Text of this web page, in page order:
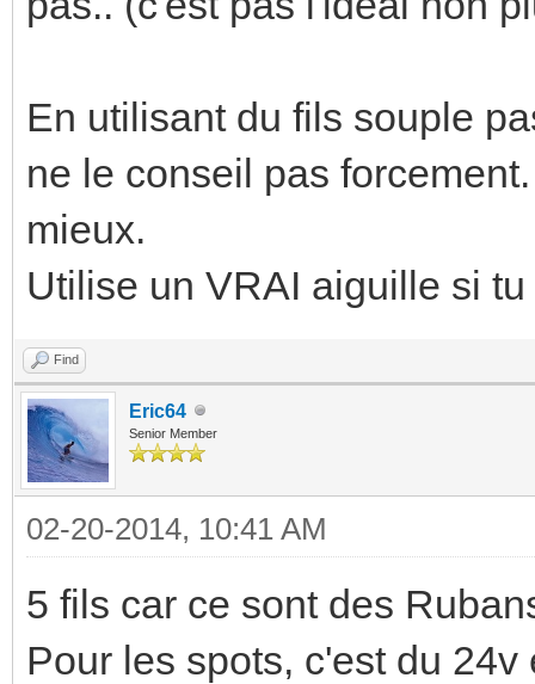
En utilisant du fils souple
ne le conseil pas
mieux.
Utilise un VRAI aiguille si tu
Find
Eric64
Senior Member
02-20-2014, 10:41 AM
5 fils car ce sont des
Pour les spots, c'est du